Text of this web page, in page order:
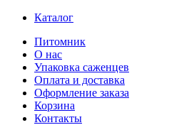
Каталог
Питомник
О нас
Упаковка саженцев
Оплата и доставка
Оформление заказа
Корзина
Контакты